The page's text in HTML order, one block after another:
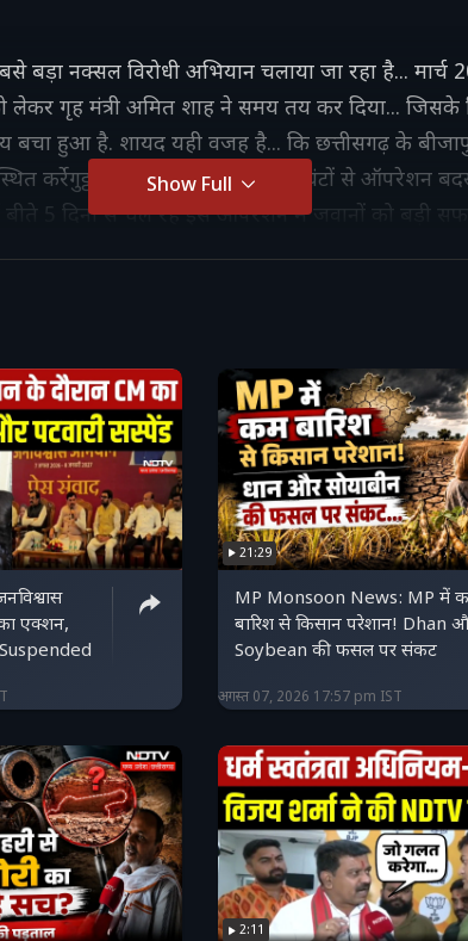
बड़ा नक्सल विरोधी अभियान चलाया जा रहा है... मार्च
लेकर गृह मंत्री अमित शाह ने समय तय कर दिया...
बचा हुआ है. शायद यही वजह है... कि छत्तीसगढ़ के
कर्रेगुट्टा की पहाड़ियों में बीते 100 घंटों से ऑपरेशन
में बीते 5 दिनों से चल रहे इस ऑपरेशन में जवानों को बड़ी
जवानों को कर्रेगुट्टा के पहाड़ियों में एक बड़ी गुफा मिली है.
Show Full
एक्शन,
21:29
MP Monsoon News: MP में
बारिश से किसान परेशान! Dhan
Soybean की फसल पर संकट
अगस्त 07, 2026 17:57 pm IST
2:11